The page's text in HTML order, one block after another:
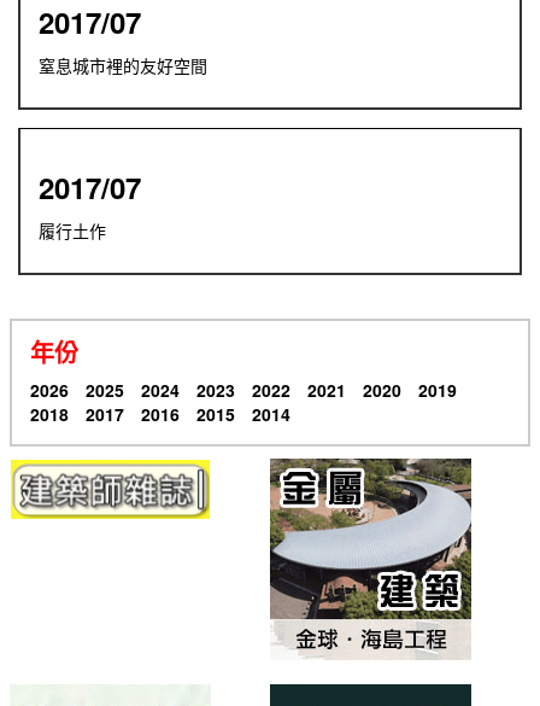
2017/07
窒息城市裡的友好空間
2017/07
履行土作
年份
2026 2025 2024 2023 2022 2021 2020
2019
2018
2017 2016 2015 2014